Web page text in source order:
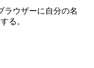
ラウザーに自分の名
る。